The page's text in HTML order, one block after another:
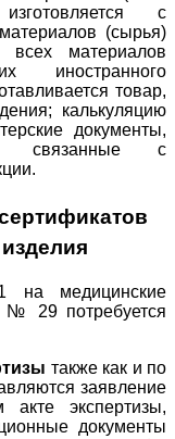
с
(сырья)
всех материалов
иностранного
товар,
калькуляцию
документы,
связанные с
на медицинские
№ 29 потребуется
также как и по
заявление
экспертизы,
документы